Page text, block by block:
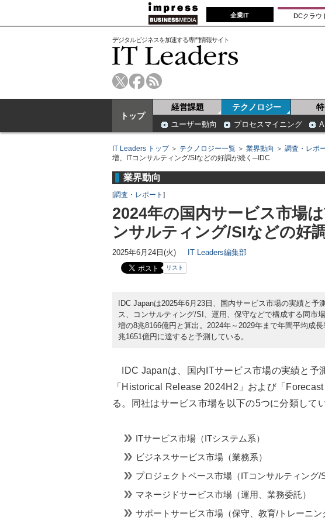
企業IT DCクラウ
デジタルビジネスを加速する専門情報サイト
トップ
経営課題 テクノロジー
ユーザー動向 プロセスマイニング AI
IT Leaders トップ＞ テクノロジー一覧 ＞ 業界動向 ＞ 調査・レポ
増、ITコンサルティング/SIなどの好調が続く─IDC
業界動向
[調査・レポート ]
2024年の国内サービス市場
ンサルティング/SIなどの好
2025年6月24日(火) IT Leaders編集部
リスト
IDC Japanは2025年6月23日、国内サービス市場の実績と
ス、コンサルティング/SI、運用、保守などで構成する同市
増の8兆8166億円と算出。2024年～2029年まで年間平均成
兆1651億円に達すると予測している。
IDC Japanは、国内ITサービス市場の実績と予
「Historical Release 2024H2」および「
る。同社はサービス市場を以下の5つに分類して
ITサービス市場（ITシステム系）
ビジネスサービス市場（業務系）
プロジェクトベース市場（ITコンサルティング/
マネージドサービス市場（運用、業務委託）
サポートサービス市場（保守、教育/トレーニン